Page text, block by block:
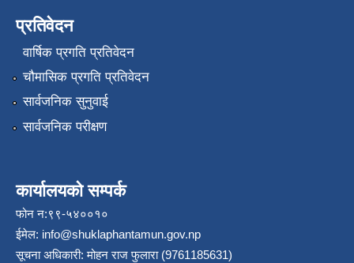
प्रतिवेदन
वार्षिक प्रगति प्रतिवेदन
चौमासिक प्रगति प्रतिवेदन
सार्वजनिक सुनुवाई
सार्वजनिक परीक्षण
कार्यालयको सम्पर्क
फोन न:९९-५४००१०
ईमेल: info@shuklaphantamun.gov.np
सूचना अधिकारी: मोहन राज फुलारा (9761185631)